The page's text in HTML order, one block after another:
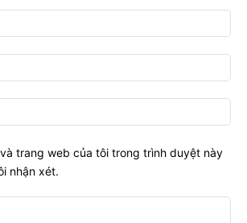
trang web của tôi trong trình duyệt này
nhận xét.